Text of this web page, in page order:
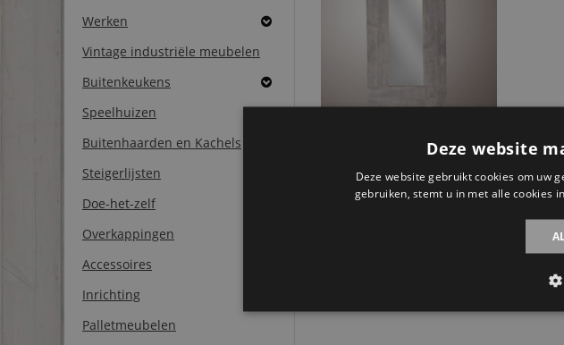
Werken
Vintage industriële meubelen
Buitenkeukens
Speelhuizen
Buitenhaarden en Kachels
Steigerlijsten
Doe-het-zelf
Overkappingen
Accessoires
Inrichting
Palletmeubelen
spiegel met steigerhouten
79,00
Deze website
Deze website gebruikt cookies om uw
gebruiken, stemt u in met alle cookies